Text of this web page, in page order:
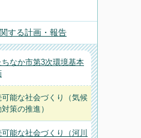
する計画・報告
ちなか市第3次環境基本
可能な社会づくり（気候
策の推進）
能な社会づくり（河川